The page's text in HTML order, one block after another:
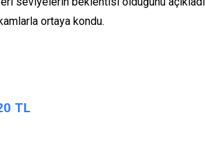
ortaya kondu.
TL